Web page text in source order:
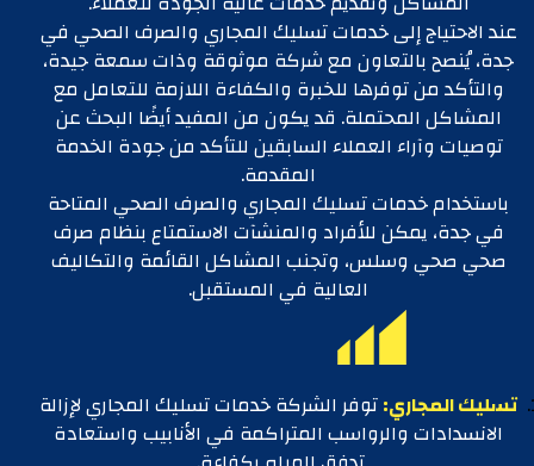
عند الاحتياج إلى خدمات تسليك المجاري والصرف الصحي في
جدة، يُنصح بالتعاون مع شركة موثوقة وذات سمعة جيدة،
والتأكد من توفرها للخبرة والكفاءة اللازمة للتعامل مع
المشاكل المحتملة. قد يكون من المفيد أيضًا البحث عن
توصيات وآراء العملاء السابقين للتأكد من جودة الخدمة
المقدمة.
باستخدام خدمات تسليك المجاري والصرف الصحي المتاحة
في جدة، يمكن للأفراد والمنشآت الاستمتاع بنظام صرف
صحي صحي وسلس، وتجنب المشاكل القائمة والتكاليف
العالية في المستقبل.
تسليك المجاري:توفر الشركة خدمات تسليك المجاري لإزالة
الانسدادات والرواسب المتراكمة في الأنابيب واستعادة